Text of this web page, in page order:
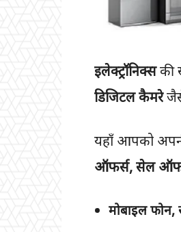
इलेक्ट्रॉनिक्सकी
डिजिटल कैमरे
यहाँ आपको
ऑफर्स, सेल
मोबाइल